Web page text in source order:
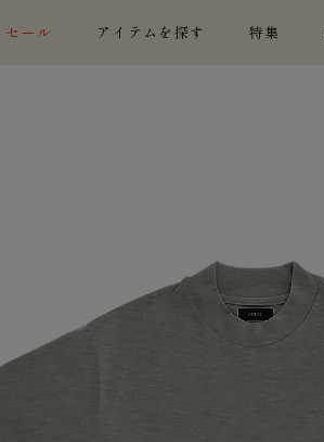
セール アイテムを探す 特集